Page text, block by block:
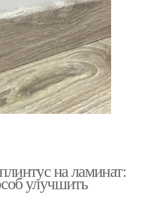
на ламинат:
улучшить